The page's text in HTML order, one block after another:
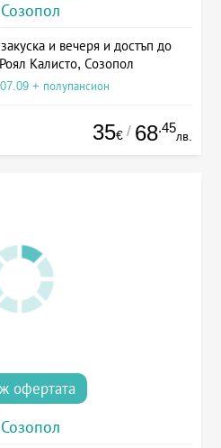
Созопол
и вечеря и достъп до
Калисто, Созопол
+ полупансион
35€ / 68.45
лв.
офертата
Созопол